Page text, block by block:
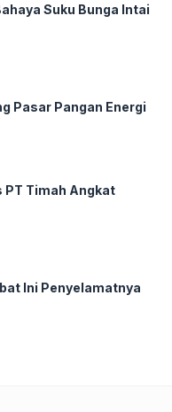
Suku Bunga Intai
Pasar Pangan Energi
PT Timah Angkat
Ini Penyelamatnya